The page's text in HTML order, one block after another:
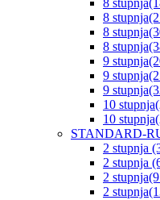
8
8
8
8
9
9
9
10
10
STANDARD-
2 stupnja
2 stupnja
2
2